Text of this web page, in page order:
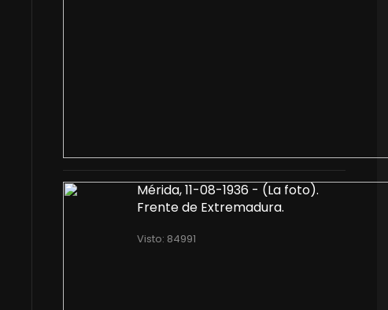
Mérida, 11-08-1936 - (La foto).
Frente de Extremadura.
Visto: 84991